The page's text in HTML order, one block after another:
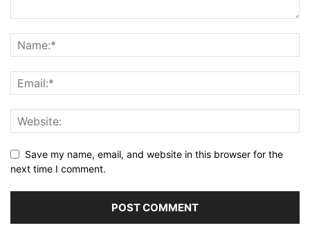
Save my name, email, and website in this browser for the
next time I comment.